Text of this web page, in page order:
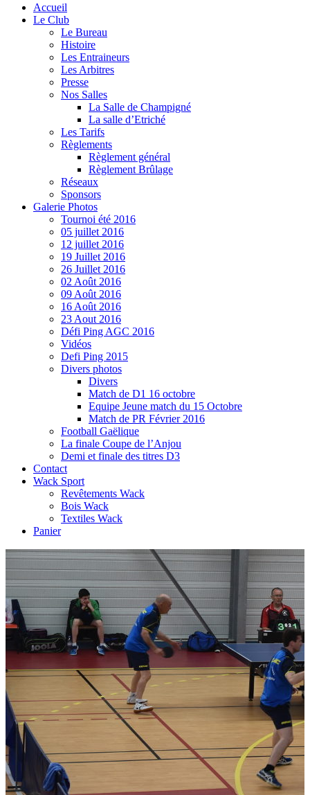
Accueil
Le Club
Le Bureau
Histoire
Les Entraineurs
Les Arbitres
Presse
Nos Salles
La Salle de Champigné
La salle d’Etriché
Les Tarifs
Règlements
Règlement général
Règlement Brûlage
Réseaux
Sponsors
Galerie Photos
Tournoi été 2016
05 juillet 2016
12 juillet 2016
19 Juillet 2016
26 Juillet 2016
02 Août 2016
09 Août 2016
16 Août 2016
23 Aout 2016
Défi Ping AGC 2016
Vidéos
Defi Ping 2015
Divers photos
Divers
Match de D1 16 octobre
Equipe Jeune match du 15 Octobre
Match de PR Février 2016
Football Gaëlique
La finale Coupe de l’Anjou
Demi et finale des titres D3
Contact
Wack Sport
Revêtements Wack
Bois Wack
Textiles Wack
Panier